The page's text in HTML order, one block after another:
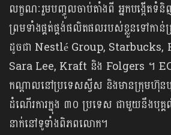
លក្ខណៈរួមបញ្ចូលចាប់តាំងពី អ្នកបង្កើតទំនិ
ព្រមទាំងផ្គត់ផ្គង់ផលិតផលរបស់ខ្លួនទៅកា
ដូចជា Nestlé Group,
Sara Lee, Kraft និង Folgers ។
កណ្តាលនៅប្រទេសស្វីស និងមានក្រុមហ៊ុនបុ
ដំណើរការក្នុង ៣០ ប្រទេស ជាមួយនឹងបុ
នាក់នៅទូទាំងពិភពលោក។